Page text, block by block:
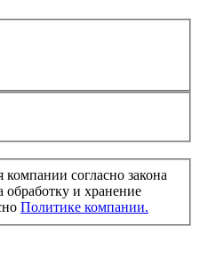
компании согласно закона
и хранение
Политике компании.